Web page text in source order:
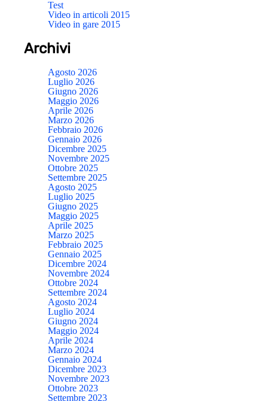
Test
Video in articoli 2015
Video in gare 2015
Archivi
Agosto 2026
Luglio 2026
Giugno 2026
Maggio 2026
Aprile 2026
Marzo 2026
Febbraio 2026
Gennaio 2026
Dicembre 2025
Novembre 2025
Ottobre 2025
Settembre 2025
Agosto 2025
Luglio 2025
Giugno 2025
Maggio 2025
Aprile 2025
Marzo 2025
Febbraio 2025
Gennaio 2025
Dicembre 2024
Novembre 2024
Ottobre 2024
Settembre 2024
Agosto 2024
Luglio 2024
Giugno 2024
Maggio 2024
Aprile 2024
Marzo 2024
Gennaio 2024
Dicembre 2023
Novembre 2023
Ottobre 2023
Settembre 2023